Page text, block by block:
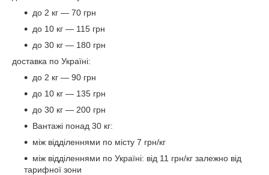
до 2 кг — 70 грн
до 10 кг — 115 грн
до 30 кг — 180 грн
доставка по Україні:
до 2 кг — 90 грн
до 10 кг — 135 грн
до 30 кг — 200 грн
Вантажі понад 30 кг:
між відділеннями по місту 7 грн/кг
між відділеннями по Україні: від 11 грн/кг залежно від
тарифної зони